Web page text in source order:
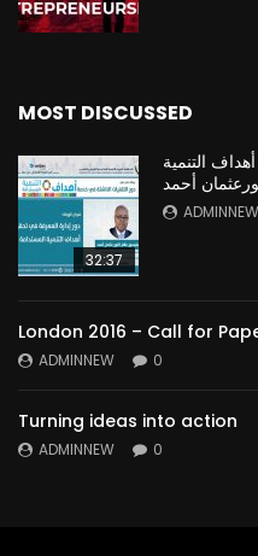
MOST DISCUSSED
32:37
التنمية
أحمد
ADMINNEW
London 2016 – Call for
ADMINNEW 0
Turning ideas into action
ADMINNEW 0